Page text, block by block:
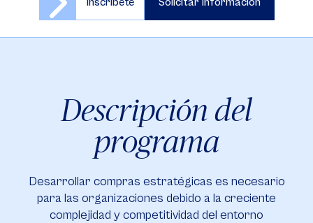
Descripción del
programa
Desarrollar compras estratégicas es necesario
para las organizaciones debido a la creciente
complejidad y competitividad del entorno